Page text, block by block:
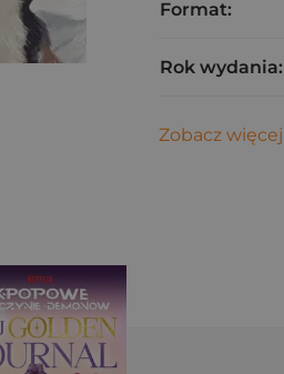
Format:
Rok wydania:
Zobacz więcej